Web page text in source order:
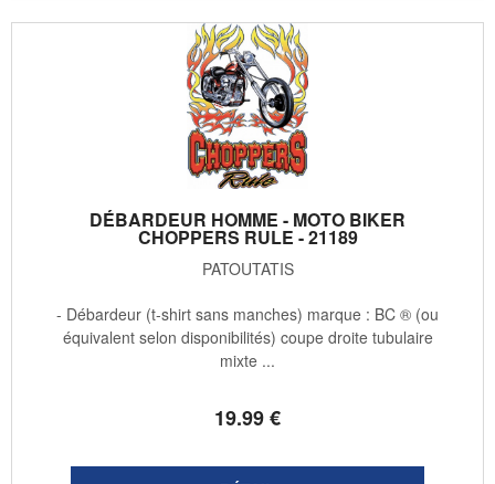
DÉBARDEUR HOMME - MOTO BIKER
CHOPPERS RULE - 21189
PATOUTATIS
19.99€
- Débardeur (t-shirt sans manches) marque : BC ® (ou
équivalent selon disponibilités) coupe droite tubulaire
mixte ...